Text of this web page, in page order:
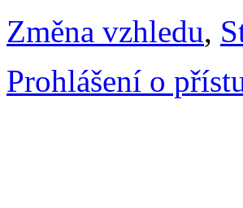
Změna vzhledu,
Prohlášení o